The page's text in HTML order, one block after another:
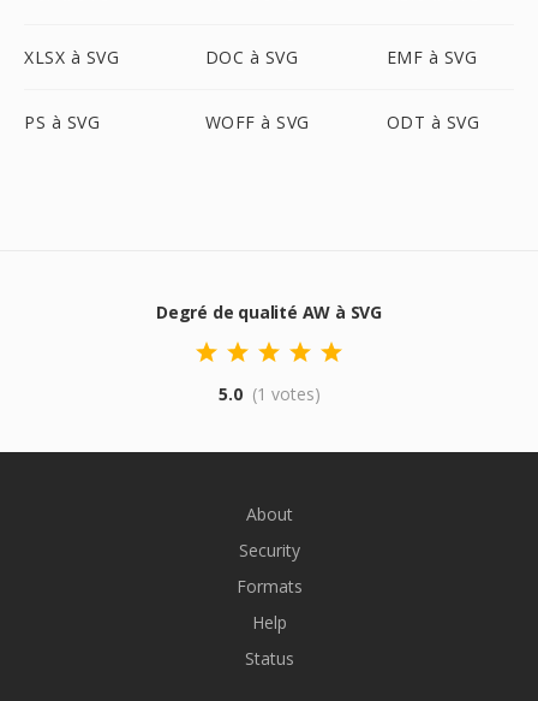
XLSX à SVG DOC à SVG EMF à SVG
PS à SVG WOFF à SVG ODT à SVG
Degré de qualité AW à SVG
5.0 (1 votes)
About
Security
Formats
Help
Status